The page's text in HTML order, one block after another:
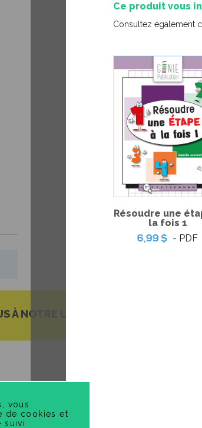
Ce produit vous
Consultez également
Résoudre une
la fois 1
6,99 $ - PDF
À NOTRE LISTE DE DIFFUSION
vous
de cookies et
suivi